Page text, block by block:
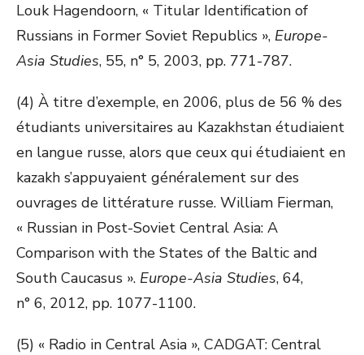
Louk Hagendoorn, « Titular Identification of
Russians in Former Soviet Republics », Europe-
Asia Studies, 55, n° 5, 2003, pp. 771-787.
(4) À titre d’exemple, en 2006, plus de 56 % des
étudiants universitaires au Kazakhstan étudiaient
en langue russe, alors que ceux qui étudiaient en
kazakh s’appuyaient généralement sur des
ouvrages de littérature russe. William Fierman,
« Russian in Post-Soviet Central Asia: A
Comparison with the States of the Baltic and
South Caucasus ». Europe-Asia Studies, 64,
n° 6, 2012, pp. 1077-1100.
(5) « Radio in Central Asia », CADGAT: Central